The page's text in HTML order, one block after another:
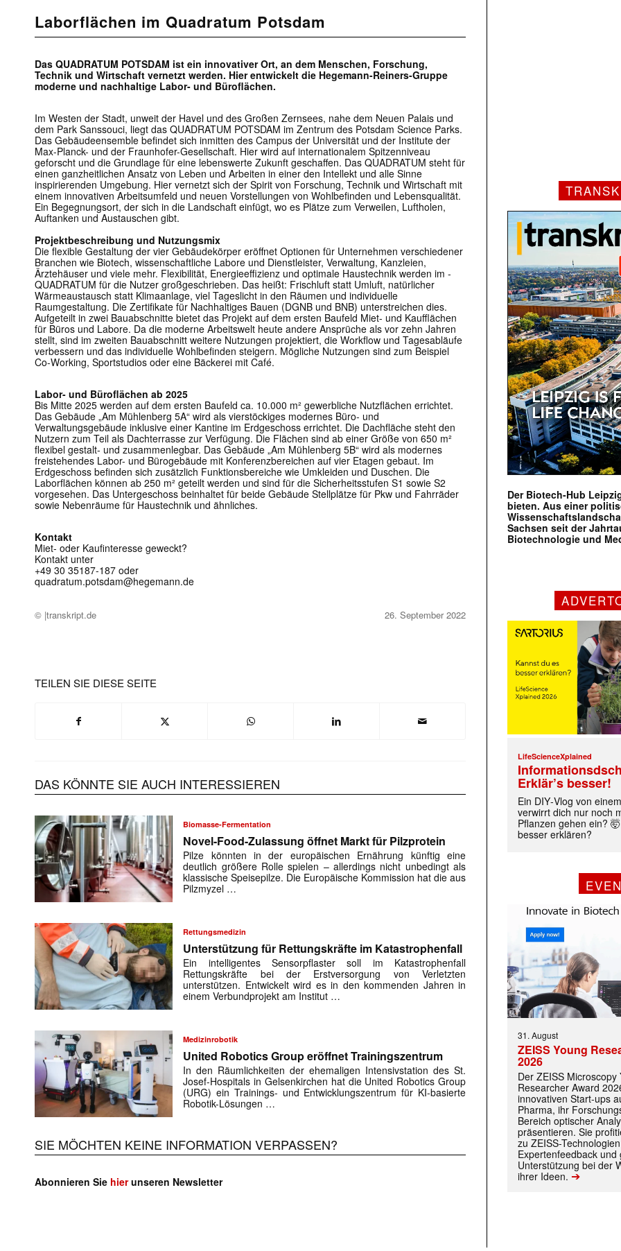
Mit dem |transkript-Newsletter jede Woche aktuell
Laborflächen im Quadratum Potsdam
Das QUADRATUM POTSDAM ist ein innovativer Ort, an dem Menschen, Forschung,
Technik und Wirtschaft vernetzt werden. Hier entwickelt die Hegemann-Reiners-Gruppe
moderne und nachhaltige Labor- und Büroflächen.
Im Westen der Stadt, unweit der Havel und des Großen Zernsees, nahe dem Neuen Palais und
dem Park Sanssouci, liegt das QUADRATUM POTSDAM im Zentrum des Potsdam Science Parks.
Das Gebäudeensemble befindet sich inmitten des Campus der Universität und der Institute der
Max-Planck- und der Fraunhofer-Gesellschaft. Hier wird auf internationalem Spitzenniveau
geforscht und die Grundlage für eine lebenswerte Zukunft geschaffen. Das ­QUADRATUM steht für
einen ganzheitlichen Ansatz von Leben und Arbeiten in einer den Intellekt und alle Sinne
inspirierenden Umgebung. Hier vernetzt sich der Spirit von Forschung, Technik und Wirtschaft mit
einem innovativen Arbeitsumfeld und neuen Vorstellungen von Wohlbefinden und Lebensqualität.
Ein Begegnungsort, der sich in die Landschaft einfügt, wo es Plätze zum Verweilen, Luftholen,
Auftanken und Austauschen gibt.
Projektbeschreibung und Nutzungsmix
Die flexible Gestaltung der vier Gebäudekörper eröffnet Optionen für Unternehmen verschiedener
Branchen wie Biotech, wissenschaftliche Labore und Dienstleister, Verwaltung, Kanzleien,
Ärztehäuser und viele mehr. Flexibilität, Energieeffizienz und optimale Haustechnik werden im ­
QUADRATUM für die Nutzer großgeschrieben. Das heißt: Frischluft statt Umluft, natürlicher
Wärmeaustausch statt Klimaanlage, viel Tageslicht in den Räumen und individuelle
Raumgestaltung. Die Zertifikate für Nachhaltiges Bauen (DGNB und BNB) unterstreichen dies.
Aufgeteilt in zwei Bauabschnitte bietet das Projekt auf dem ersten Baufeld Miet- und Kaufflächen
für Büros und Labore. Da die moderne Arbeitswelt heute andere Ansprüche als vor zehn Jahren
stellt, sind im zweiten Bauabschnitt weitere Nutzungen projektiert, die Workflow und Tagesabläufe
verbessern und das individuelle Wohlbefinden steigern. Mögliche Nutzungen sind zum Beispiel
Co-Working, Sportstudios oder eine Bäckerei mit Café.
Labor- und Büroflächen ab 2025
Bis Mitte 2025 werden auf dem ersten Baufeld ca. 10.000 m² gewerbliche Nutzflächen errichtet.
Das Gebäude „Am Mühlenberg 5A“ wird als vierstöckiges modernes Büro- und
Verwaltungsgebäude inklusive einer Kantine im Erdgeschoss errichtet. Die Dachfläche steht den
Nutzern zum Teil als Dachterrasse zur Verfügung. Die Flächen sind ab einer Größe von 650 m²
flexibel gestalt- und zusammenlegbar. Das Gebäude „Am Mühlenberg 5B“ wird als modernes
freistehendes Labor- und Bürogebäude mit Konferenzbereichen auf vier Etagen gebaut. Im
Erdgeschoss befinden sich zusätzlich Funktionsbereiche wie Umkleiden und Duschen. Die
Laborflächen können ab 250 m² geteilt werden und sind für die Sicherheitsstufen S1 sowie S2
vorgesehen. Das Untergeschoss beinhaltet für beide Gebäude Stellplätze für Pkw und Fahrräder
sowie Nebenräume für Haustechnik und ähnliches.
Kontakt
Miet- oder Kaufinteresse geweckt?
Kontakt unter
+49 30 35187-187 oder
quadratum.potsdam@hegemann.de
© |transkript.de 26. September 2022
TEILEN SIE DIESE SEITE
DAS KÖNNTE SIE AUCH INTERESSIEREN
Biomasse-Fermentation
Novel-Food-Zulassung öffnet Markt für Pilzprotein
Pilze könnten in der europäischen Ernährung künftig eine
deutlich größere Rolle spielen – allerdings nicht unbedingt als
klassische Speisepilze. Die Europäische Kommission hat die aus
Pilzmyzel …
Rettungsmedizin
Unterstützung für Rettungskräfte im Katastrophenfall
Ein intelligentes Sensorpflaster soll im Katastrophenfall
Rettungskräfte bei der Erstversorgung von Verletzten
unterstützen. Entwickelt wird es in den kommenden Jahren in
einem Verbundprojekt am Institut …
Medizinrobotik
United Robotics Group eröffnet Trainingszentrum
In den Räumlichkeiten der ehemaligen Intensivstation des St.
Josef-Hospitals in Gelsenkirchen hat die United Robotics Group
(URG) ein Trainings- und Entwicklungszentrum für KI-basierte
Robotik-Lösungen …
SIE MÖCHTEN KEINE INFORMATION VERPASSEN?
Abonnieren Sie hierunseren Newsletter
Der Biotech-Hub
bieten. Aus einer
Sachsen seit der
Biotechnologie und
LifeScienceXplained
Erklär’s besser!
Ein DIY‑Vlog von
verwirrt dich nur noch
Pflanzen gehen ein?
besser erklären?
31. August
ZEISS Young
2026
Der ZEISS Microscopy
Researcher Award
innovativen Start-ups
Pharma, ihr
Bereich optischer
präsentieren. Sie
zu ZEISS-
Expertenfeedback und
Unterstützung bei der
ihrer Ideen. ➔